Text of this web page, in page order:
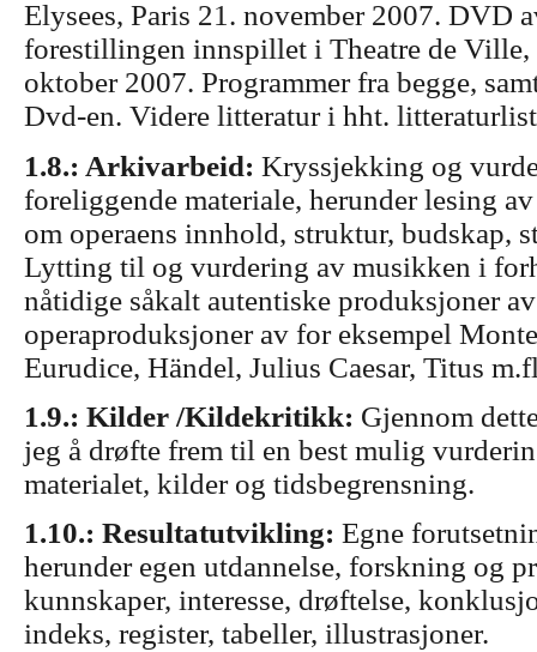
Elysees, Paris 21. november 2007. DVD
forestillingen innspillet i Theatre de Ville,
oktober 2007. Programmer fra begge,
Dvd-en. Videre litteratur i hht.
1.8.: Arkivarbeid: Kryssjekking og
foreliggende materiale, herunder lesing
om operaens innhold, struktur, budskap,
Lytting til og vurdering av musikken i
nåtidige såkalt autentiske produksjoner
operaproduksjoner av for eksempel
Eurudice, Händel, Julius Caesar, Titus
1.9.: Kilder /Kildekritikk: Gjennom
jeg å drøfte frem til en best mulig
materialet, kilder og tidsbegrensning.
1.10.: Resultatutvikling: Egne
herunder egen utdannelse, forskning og
kunnskaper, interesse, drøftelse,
indeks, register, tabeller, illustrasjoner.